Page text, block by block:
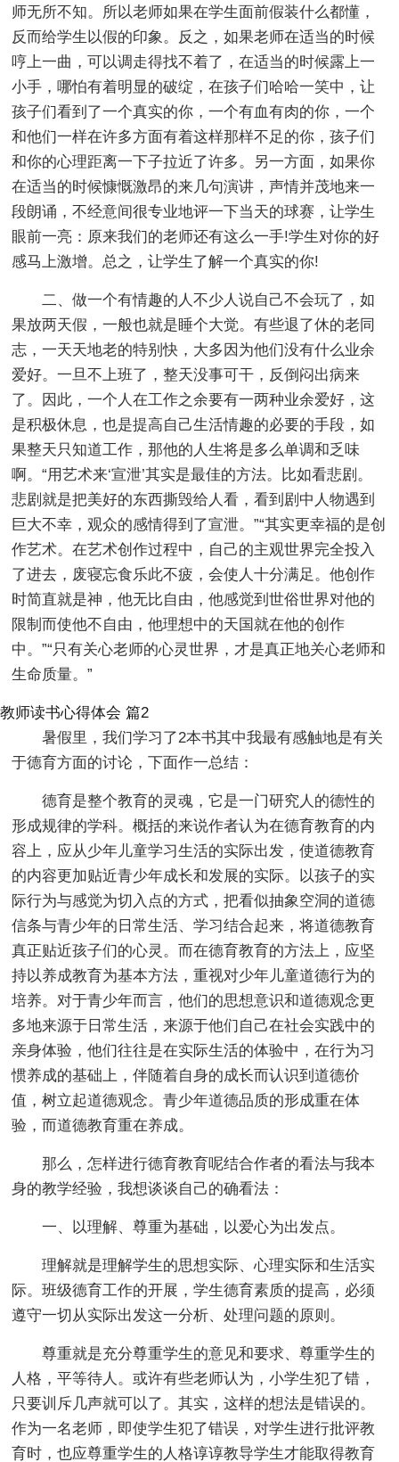
师无所不知。所以老师如果在学生面前假装什么都懂，
反而给学生以假的印象。反之，如果老师在适当的时候
哼上一曲，可以调走得找不着了，在适当的时候露上一
小手，哪怕有着明显的破绽，在孩子们哈哈一笑中，让
孩子们看到了一个真实的你，一个有血有肉的你，一个
和他们一样在许多方面有着这样那样不足的你，孩子们
和你的心理距离一下子拉近了许多。另一方面，如果你
在适当的时候慷慨激昂的来几句演讲，声情并茂地来一
段朗诵，不经意间很专业地评一下当天的球赛，让学生
眼前一亮：原来我们的老师还有这么一手!学生对你的好
感马上激增。总之，让学生了解一个真实的你!
二、做一个有情趣的人不少人说自己不会玩了，如
果放两天假，一般也就是睡个大觉。有些退了休的老同
志，一天天地老的特别快，大多因为他们没有什么业余
爱好。一旦不上班了，整天没事可干，反倒闷出病来
了。因此，一个人在工作之余要有一两种业余爱好，这
是积极休息，也是提高自己生活情趣的必要的手段，如
果整天只知道工作，那他的人生将是多么单调和乏味
啊。“用艺术来‘宣泄’其实是最佳的方法。比如看悲剧。
悲剧就是把美好的东西撕毁给人看，看到剧中人物遇到
巨大不幸，观众的感情得到了宣泄。”“其实更幸福的是创
作艺术。在艺术创作过程中，自己的主观世界完全投入
了进去，废寝忘食乐此不疲，会使人十分满足。他创作
时简直就是神，他无比自由，他感觉到世俗世界对他的
限制而使他不自由，他理想中的天国就在他的创作
中。”“只有关心老师的心灵世界，才是真正地关心老师和
生命质量。”
教师读书心得体会 篇2
暑假里，我们学习了2本书其中我最有感触地是有关
于德育方面的讨论，下面作一总结：
德育是整个教育的灵魂，它是一门研究人的德性的
形成规律的学科。概括的来说作者认为在德育教育的内
容上，应从少年儿童学习生活的实际出发，使道德教育
的内容更加贴近青少年成长和发展的实际。以孩子的实
际行为与感觉为切入点的方式，把看似抽象空洞的道德
信条与青少年的日常生活、学习结合起来，将道德教育
真正贴近孩子们的心灵。而在德育教育的方法上，应坚
持以养成教育为基本方法，重视对少年儿童道德行为的
培养。对于青少年而言，他们的思想意识和道德观念更
多地来源于日常生活，来源于他们自己在社会实践中的
亲身体验，他们往往是在实际生活的体验中，在行为习
惯养成的基础上，伴随着自身的成长而认识到道德价
值，树立起道德观念。青少年道德品质的形成重在体
验，而道德教育重在养成。
那么，怎样进行德育教育呢结合作者的看法与我本
身的教学经验，我想谈谈自己的确看法：
一、以理解、尊重为基础，以爱心为出发点。
理解就是理解学生的思想实际、心理实际和生活实
际。班级德育工作的开展，学生德育素质的提高，必须
遵守一切从实际出发这一分析、处理问题的原则。
尊重就是充分尊重学生的意见和要求、尊重学生的
人格，平等待人。或许有些老师认为，小学生犯了错，
只要训斥几声就可以了。其实，这样的想法是错误的。
作为一名老师，即使学生犯了错误，对学生进行批评教
育时，也应尊重学生的人格谆谆教导学生才能取得教育